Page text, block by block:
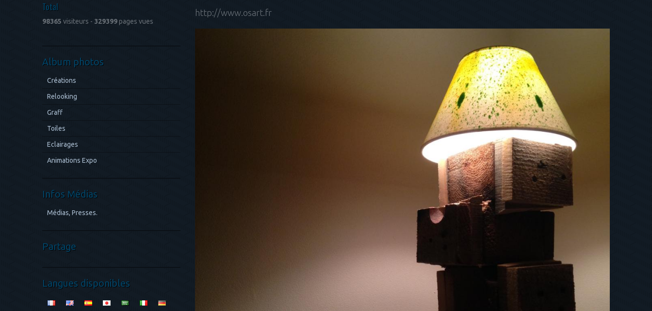
http://www.osart.fr
Total
98365 visiteurs - 329399 pages vues
Album photos
Créations
Relooking
Graff
Toiles
Eclairages
Animations Expo
Infos Médias
Médias, Presses.
Partage
Langues disponibles